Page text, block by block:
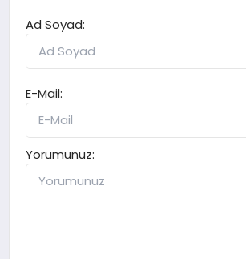
Ad Soyad:
E-Mail:
Yorumunuz: